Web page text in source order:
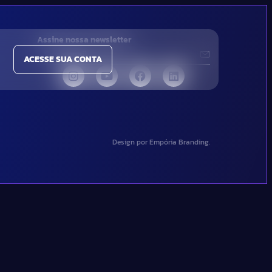
ACESSE SUA CONTA
Assine nossa newsletter
Design por Empória Branding.